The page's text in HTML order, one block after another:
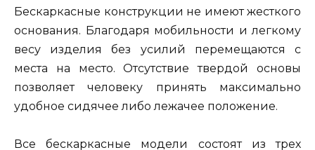
Бескаркасные конструкции не имеют жесткого
основания. Благодаря мобильности и легкому
весу изделия без усилий перемещаются с
места на место. Отсутствие твердой основы
позволяет человеку принять максимально
удобное сидячее либо лежачее положение.
Все бескаркасные модели состоят из трех